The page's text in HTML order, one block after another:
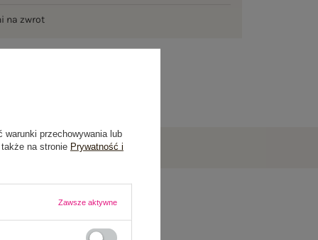
na zwrot
warunki przechowywania lub
na stronie Prywatność i
Zawsze aktywne